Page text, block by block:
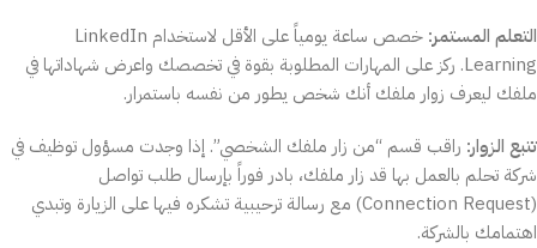
التعلم المستمر:
خصص ساعة يومياً على الأقل لاستخدام LinkedIn
Learning. ركز على المهارات المطلوبة بقوة في تخصصك واعرض شهاداتها في
ملفك ليعرف زوار ملفك أنك شخص يطور من نفسه باستمرار.
تتبع الزوار: راقب قسم “من زار ملفك الشخصي”. إذا وجدت مسؤول توظيف في
شركة تحلم بالعمل بها قد زار ملفك، بادر فوراً بإرسال طلب تواصل
(Connection Request) مع رسالة ترحيبية تشكره فيها على الزيارة وتبدي
اهتمامك بالشركة.